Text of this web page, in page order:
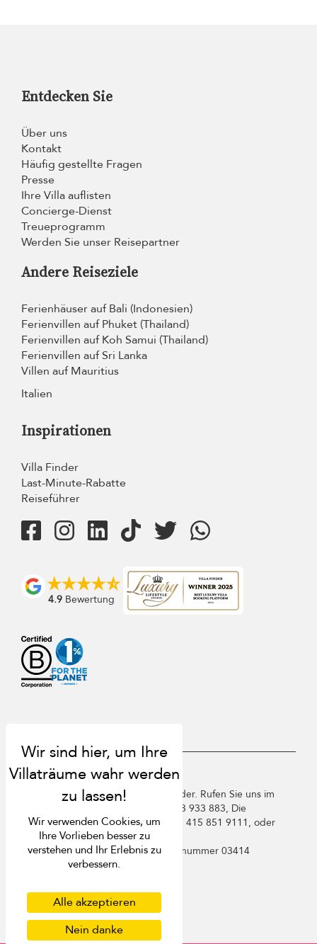
Entdecken Sie
Über uns
Kontakt
Häufig gestellte Fragen
Presse
Ihre Villa auflisten
Concierge-Dienst
Treueprogramm
Werden Sie unser Reisepartner
Andere Reiseziele
Ferienhäuser auf Bali (Indonesien)
Ferienvillen auf Phuket (Thailand)
Ferienvillen auf Koh Samui (Thailand)
Ferienvillen auf Sri Lanka
Villen auf Mauritius
Italien
Inspirationen
Villa Finder
Last-Minute-Rabatte
Reiseführer
4.9 Bewertung
USD $ de Deutsch
Copyright ©️ 2026 St. Barts Villa Finder. Rufen Sie uns im
Vereinigten Königreich an +44 2 033 933 883, Die
Vereinigten Staaten von Amerika +1 415 851 9111, oder
Frankreich +33 1 78 90 04 96.
Villa Finder Pte. Ltd. ist unterLizenznummer 03414
Datenschutzbestimmungen
Cookies
Wir verwenden Cookies, um
Ihre Vorlieben besser zu
verstehen und Ihr Erlebnis zu
verbessern.
Alle akzeptieren
Nein danke